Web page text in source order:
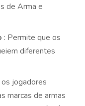
de Arma e
: Permite que os
diferentes
os jogadores
marcas de armas